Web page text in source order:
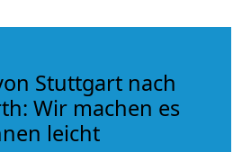
Stuttgart nach
Wir machen es
leicht